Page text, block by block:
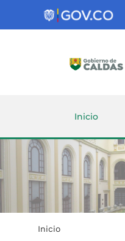
Gobernación
Inicio
Inicio